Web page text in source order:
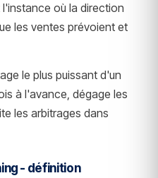
où la direction
les ventes prévoient et
le plus puissant d'un
à l'avance, dégage les
les arbitrages dans
- définition